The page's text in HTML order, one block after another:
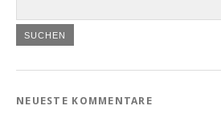
NEUESTE KOMMENTARE